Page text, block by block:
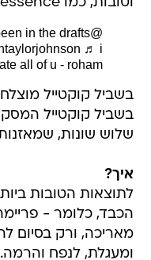
@itsashleimajor
in the drafts
♬ i
all of u - roham
בשביל קוקטייל
בשביל קוקטייל
שלוש שונות,
איך?
לתוצאות הטובות
הכבד, כלומר -
מאריכה, ורק
ומעגלת, לנפח והרמה.